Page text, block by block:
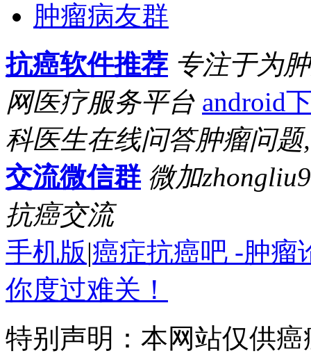
肿瘤病友群
抗癌软件推荐 专注于为
网医疗服务平台 android
科医生在线问答肿瘤问
交流微信群 微加
抗癌交流
手机版|癌症抗癌吧 -肿瘤
你度过难关！
特别声明：本网站仅供